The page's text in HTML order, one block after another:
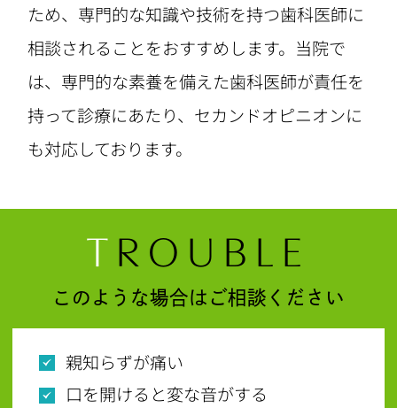
ため、専門的な知識や技術を持つ歯科医師に
相談されることをおすすめします。当院で
は、専門的な素養を備えた歯科医師が責任を
持って診療にあたり、セカンドオピニオンに
も対応しております。
T ROUBLE
このような場合はご相談ください
親知らずが痛い
口を開けると変な音がする